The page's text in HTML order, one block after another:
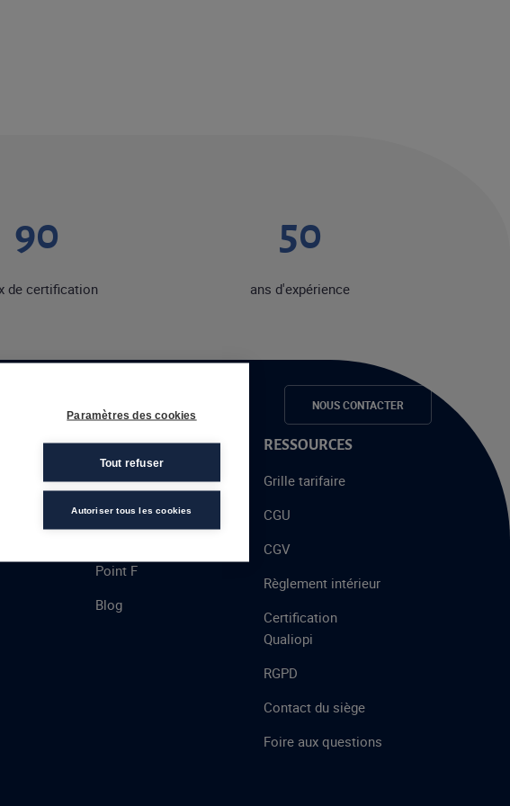
Espace candidats NOUS CONTACTER
90
de certification
50
ans d'expérience
À PROPOS
Talent
Point F
Blog
RESSOURCES
Grille tarifaire
CGU
CGV
Règlement intérieur
Certification
Qualiopi
RGPD
Contact du siège
Foire aux questions
Paramètres des cookies
Tout refuser
Autoriser tous les cookies